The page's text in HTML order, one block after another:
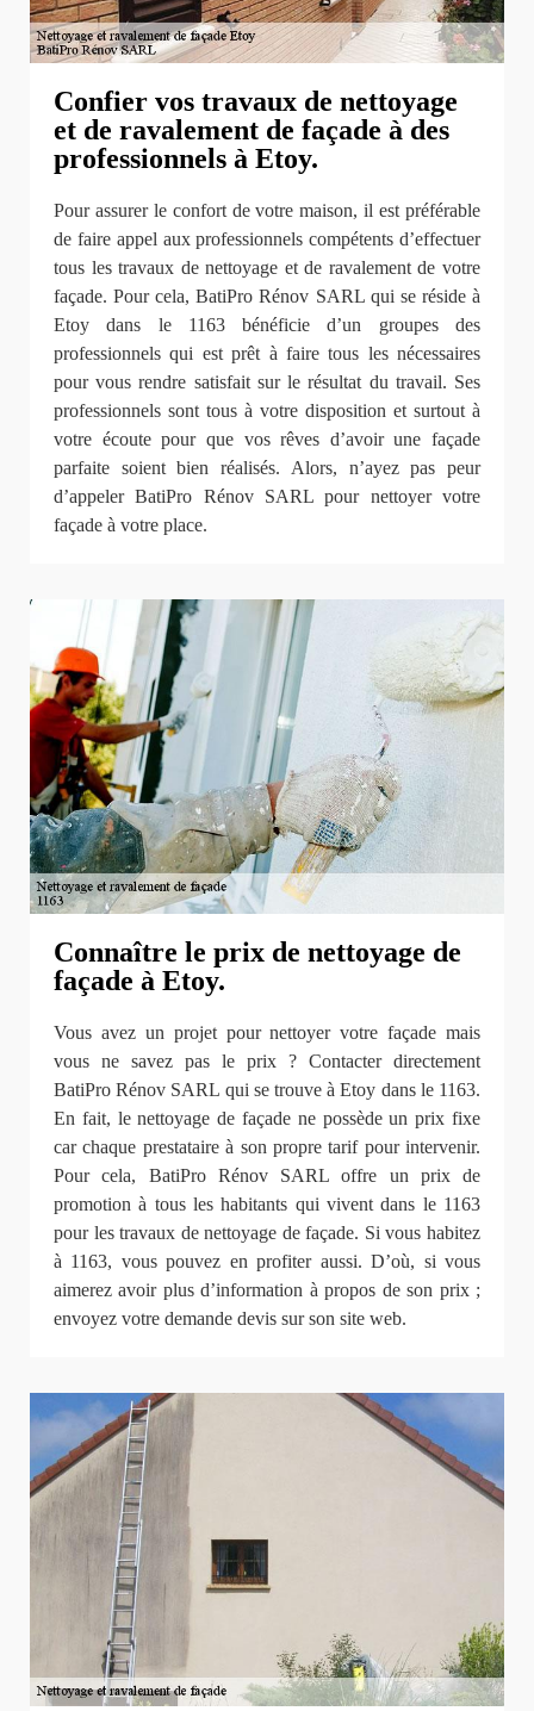
Confier vos travaux de nettoyage
et de ravalement de façade à des
professionnels à Etoy.
Pour assurer le confort de votre maison, il est préférable
de faire appel aux professionnels compétents d’effectuer
tous les travaux de nettoyage et de ravalement de votre
façade. Pour cela, BatiPro Rénov SARL qui se réside à
Etoy dans le 1163 bénéficie d’un groupes des
professionnels qui est prêt à faire tous les nécessaires
pour vous rendre satisfait sur le résultat du travail. Ses
professionnels sont tous à votre disposition et surtout à
votre écoute pour que vos rêves d’avoir une façade
parfaite soient bien réalisés. Alors, n’ayez pas peur
d’appeler BatiPro Rénov SARL pour nettoyer votre
façade à votre place.
Connaître le prix de nettoyage de
façade à Etoy.
Vous avez un projet pour nettoyer votre façade mais
vous ne savez pas le prix ? Contacter directement
BatiPro Rénov SARL qui se trouve à Etoy dans le 1163.
En fait, le nettoyage de façade ne possède un prix fixe
car chaque prestataire à son propre tarif pour intervenir.
Pour cela, BatiPro Rénov SARL offre un prix de
promotion à tous les habitants qui vivent dans le 1163
pour les travaux de nettoyage de façade. Si vous habitez
à 1163, vous pouvez en profiter aussi. D’où, si vous
aimerez avoir plus d’information à propos de son prix ;
envoyez votre demande devis sur son site web.